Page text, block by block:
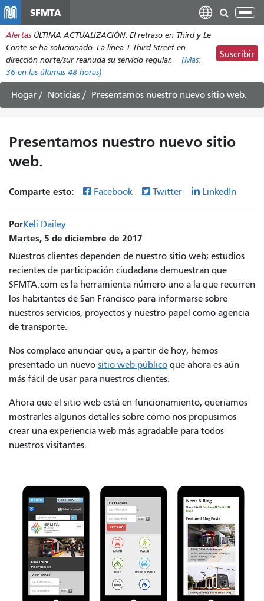
contenido
principal
SFMTA
Alertas ÚLTIMA ACTUALIZACIÓN: El retraso en Third y Le
Conte se ha solucionado. La línea T Third Street en
dirección norte/sur reanuda su servicio regular.
(Más:
36 en las últimas 48 horas)
Suscribir
Hogar Noticias Presentamos nuestro nuevo sitio web.
Presentamos nuestro nuevo sitio
web.
Comparte esto: Facebook Twitter LinkedIn
PorKeli Dailey
Martes, 5 de diciembre de 2017
Nuestros clientes dependen de nuestro sitio web; estudios
recientes de participación ciudadana demuestran que
SFMTA.com es la herramienta número uno a la que recurren
los habitantes de San Francisco para informarse sobre
nuestros servicios, proyectos y nuestro papel como agencia
de transporte.
Nos complace anunciar que, a partir de hoy, hemos
presentado un nuevo sitio web público que ahora es aún
más fácil de usar para nuestros clientes.
Ahora que el sitio web está en funcionamiento, queríamos
mostrarles algunos detalles sobre cómo nos propusimos
crear una experiencia web más agradable para todos
nuestros visitantes.